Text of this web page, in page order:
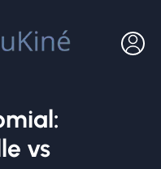
vs